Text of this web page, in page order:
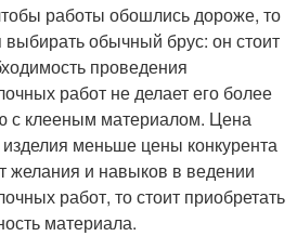
работы обошлись дороже, то
выбирать обычный брус: он стоит
проведения
работ не делает его более
с клееным материалом. Цена
меньше цены конкурента
желания и навыков в ведении
работ, то стоит приобретать
материала.